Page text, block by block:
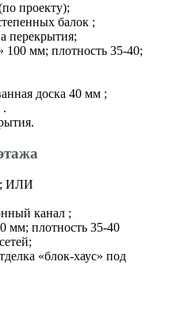
проекту);
балок ;
перекрытия;
мм; плотность 35-40;
доска 40 мм ;
.
ИЛИ
канал ;
мм; плотность 35-40
«блок-хаус» под